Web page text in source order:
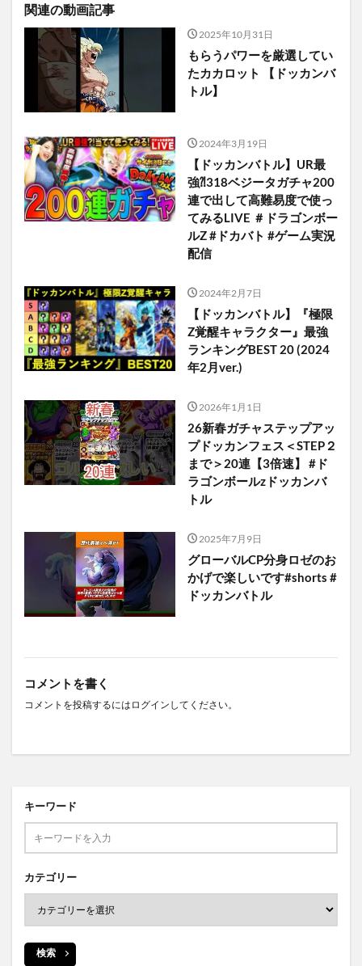
関連の動画記事
2025年10月31日
もらうパワーを厳選してい
たカカロット 【ドッカンバ
トル】
2024年3月19日
【ドッカンバトル】UR最
強⁈318ベジータガチャ200
連で出して高難易度で使っ
てみるLIVE ＃ドラゴンボー
ルZ #ドカバト #ゲーム実況
配信
2024年2月7日
【ドッカンバトル】『極限
Z覚醒キャラクター』最強
ランキングBEST 20 (2024
年2月ver.)
2026年1月1日
26新春ガチャステップアッ
プドッカンフェス＜STEP２
まで＞20連【3倍速】 #ド
ラゴンボールzドッカンバ
トル
2025年7月9日
グローバルCP分身ロゼのお
かげで楽しいです#shorts #
ドッカンバトル
コメントを書く
コメントを投稿するには ログイン してください。
キーワード
カテゴリー
検索